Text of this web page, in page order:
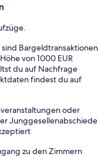
Bargeldtransaktionen
von 1000 EUR
du auf Nachfrage
findest du auf
oder
Junggesellenabschiede
zu den Zimmern